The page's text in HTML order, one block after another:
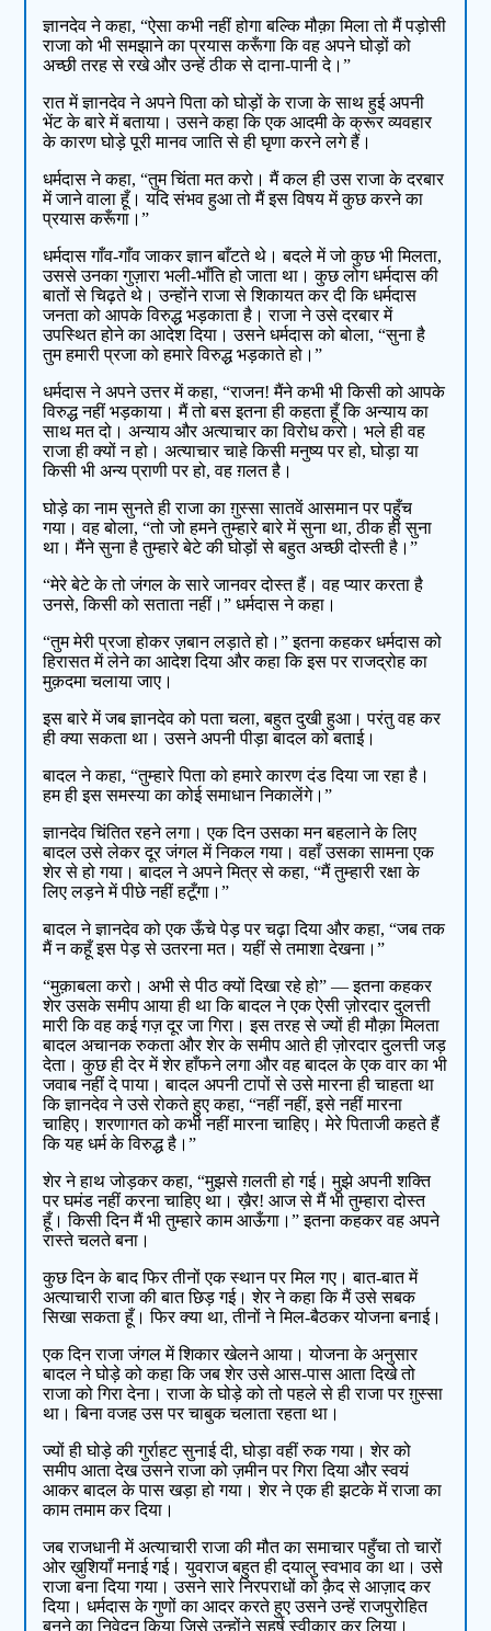
ज्ञानदेव ने कहा, “ऐसा कभी नहीं होगा बल्कि मौक़ा मिला तो मैं पड़ोसी
राजा को भी समझाने का प्रयास करूँगा कि वह अपने घोड़ों को
अच्छी तरह से रखे और उन्हें ठीक से दाना-पानी दे।”
रात में ज्ञानदेव ने अपने पिता को घोड़ों के राजा के साथ हुई अपनी
भेंट के बारे में बताया। उसने कहा कि एक आदमी के क्रूर व्यवहार
के कारण घोड़े पूरी मानव जाति से ही घृणा करने लगे हैं।
धर्मदास ने कहा, “तुम चिंता मत करो। मैं कल ही उस राजा के दरबार
में जाने वाला हूँ। यदि संभव हुआ तो मैं इस विषय में कुछ करने का
प्रयास करूँगा।”
धर्मदास गाँव-गाँव जाकर ज्ञान बाँटते थे। बदले में जो कुछ भी मिलता,
उससे उनका गुज़ारा भली-भाँति हो जाता था। कुछ लोग धर्मदास की
बातों से चिढ़ते थे। उन्होंने राजा से शिकायत कर दी कि धर्मदास
जनता को आपके विरुद्ध भड़काता है। राजा ने उसे दरबार में
उपस्थित होने का आदेश दिया। उसने धर्मदास को बोला, “सुना है
तुम हमारी प्रजा को हमारे विरुद्ध भड़काते हो।”
धर्मदास ने अपने उत्तर में कहा, “राजन! मैंने कभी भी किसी को आपके
विरुद्ध नहीं भड़काया। मैं तो बस इतना ही कहता हूँ कि अन्याय का
साथ मत दो। अन्याय और अत्याचार का विरोध करो। भले ही वह
राजा ही क्यों न हो। अत्याचार चाहे किसी मनुष्य पर हो, घोड़ा या
किसी भी अन्य प्राणी पर हो, वह ग़लत है।
घोड़े का नाम सुनते ही राजा का ग़ुस्सा सातवें आसमान पर पहुँच
गया। वह बोला, “तो जो हमने तुम्हारे बारे में सुना था, ठीक ही सुना
था। मैंने सुना है तुम्हारे बेटे की घोड़ों से बहुत अच्छी दोस्ती है।”
“मेरे बेटे के तो जंगल के सारे जानवर दोस्त हैं। वह प्यार करता है
उनसे, किसी को सताता नहीं।” धर्मदास ने कहा।
“तुम मेरी प्रजा होकर ज़बान लड़ाते हो।” इतना कहकर धर्मदास को
हिरासत में लेने का आदेश दिया और कहा कि इस पर राजद्रोह का
मुक़दमा चलाया जाए।
इस बारे में जब ज्ञानदेव को पता चला, बहुत दुखी हुआ। परंतु वह कर
ही क्या सकता था। उसने अपनी पीड़ा बादल को बताई।
बादल ने कहा, “तुम्हारे पिता को हमारे कारण दंड दिया जा रहा है।
हम ही इस समस्या का कोई समाधान निकालेंगे।”
ज्ञानदेव चिंतित रहने लगा। एक दिन उसका मन बहलाने के लिए
बादल उसे लेकर दूर जंगल में निकल गया। वहाँ उसका सामना एक
शेर से हो गया। बादल ने अपने मित्र से कहा, “मैं तुम्हारी रक्षा के
लिए लड़ने में पीछे नहीं हटूँगा।”
बादल ने ज्ञानदेव को एक ऊँचे पेड़ पर चढ़ा दिया और कहा, “जब तक
मैं न कहूँ इस पेड़ से उतरना मत। यहीं से तमाशा देखना।”
“मुक़ाबला करो। अभी से पीठ क्यों दिखा रहे हो” — इतना कहकर
शेर उसके समीप आया ही था कि बादल ने एक ऐसी ज़ोरदार दुलत्ती
मारी कि वह कई गज़ दूर जा गिरा। इस तरह से ज्यों ही मौक़ा मिलता
बादल अचानक रुकता और शेर के समीप आते ही ज़ोरदार दुलत्ती जड़
देता। कुछ ही देर में शेर हाँफने लगा और वह बादल के एक वार का भी
जवाब नहीं दे पाया। बादल अपनी टापों से उसे मारना ही चाहता था
कि ज्ञानदेव ने उसे रोकते हुए कहा, “नहीं नहीं, इसे नहीं मारना
चाहिए। शरणागत को कभी नहीं मारना चाहिए। मेरे पिताजी कहते हैं
कि यह धर्म के विरुद्ध है।”
शेर ने हाथ जोड़कर कहा, “मुझसे ग़लती हो गई। मुझे अपनी शक्ति
पर घमंड नहीं करना चाहिए था। ख़ैर! आज से मैं भी तुम्हारा दोस्त
हूँ। किसी दिन मैं भी तुम्हारे काम आऊँगा।” इतना कहकर वह अपने
रास्ते चलते बना।
कुछ दिन के बाद फिर तीनों एक स्थान पर मिल गए। बात-बात में
अत्याचारी राजा की बात छिड़ गई। शेर ने कहा कि मैं उसे सबक
सिखा सकता हूँ। फिर क्या था, तीनों ने मिल-बैठकर योजना बनाई।
एक दिन राजा जंगल में शिकार खेलने आया। योजना के अनुसार
बादल ने घोड़े को कहा कि जब शेर उसे आस-पास आता दिखे तो
राजा को गिरा देना। राजा के घोड़े को तो पहले से ही राजा पर ग़ुस्सा
था। बिना वजह उस पर चाबुक चलाता रहता था।
ज्यों ही घोड़े की गुर्राहट सुनाई दी, घोड़ा वहीं रुक गया। शेर को
समीप आता देख उसने राजा को ज़मीन पर गिरा दिया और स्वयं
आकर बादल के पास खड़ा हो गया। शेर ने एक ही झटके में राजा का
काम तमाम कर दिया।
जब राजधानी में अत्याचारी राजा की मौत का समाचार पहुँचा तो चारों
ओर ख़ुशियाँ मनाई गई। युवराज बहुत ही दयालु स्वभाव का था। उसे
राजा बना दिया गया। उसने सारे निरपराधों को क़ैद से आज़ाद कर
दिया। धर्मदास के गुणों का आदर करते हुए उसने उन्हें राजपुरोहित
बनने का निवेदन किया जिसे उन्होंने सहर्ष स्वीकार कर लिया।